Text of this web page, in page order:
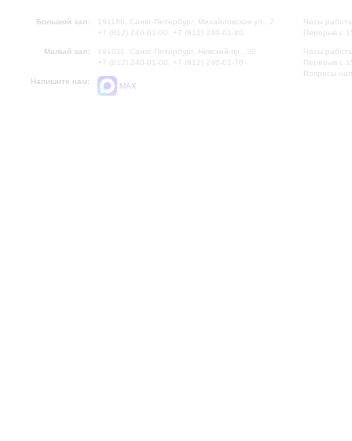
Большой зал:
191186, Санкт-Петербург, Михайловская ул., 2
+7 (812) 240-01-00, +7 (812) 240-01-80
Малый зал:
191011, Санкт-Петербург, Невский пр., 30
+7 (812) 240-01-00, +7 (812) 240-01-70
Напишите нам:
MAX
Часы
Перерыв с
Часы
Перерыв с
Вопросы